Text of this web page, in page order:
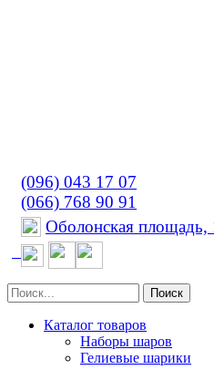
(096) 043 17 07
(066) 768 90 91
Оболонская площадь,
Поиск
Каталог товаров
Наборы шаров
Гелиевые шарики